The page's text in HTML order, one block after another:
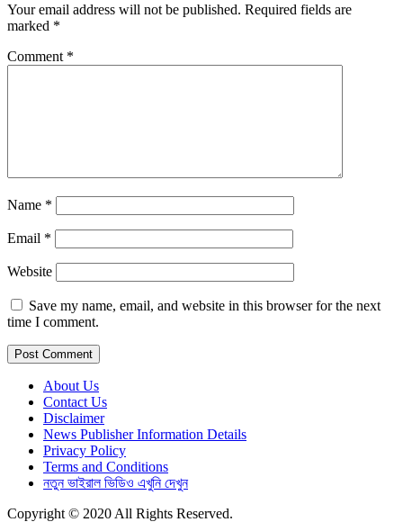
Your email address will not be published. Required fields are
marked *
Comment *
Name *
Email *
Website
Save my name, email, and website in this browser for the next
time I comment.
About Us
Contact Us
Disclaimer
News Publisher Information Details
Privacy Policy
Terms and Conditions
নতুন ভাইরাল ভিডিও এখুনি দেখুন
Copyright © 2020 All Rights Reserved.